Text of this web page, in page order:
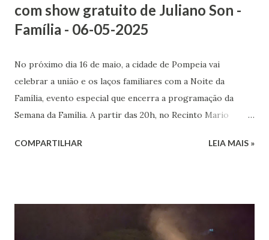
com show gratuito de Juliano Son -
Família - 06-05-2025
No próximo dia 16 de maio, a cidade de Pompeia vai
celebrar a união e os laços familiares com a Noite da
Família, evento especial que encerra a programação da
Semana da Família. A partir das 20h, no Recinto Mario
Juliano Son, cantor e compositor renomado da música
atividades para envolver toda a comunidade, como encontro
com os pais, dinâmicas para crianças e a Caminhada da
COMPARTILHAR LEIA MAIS »